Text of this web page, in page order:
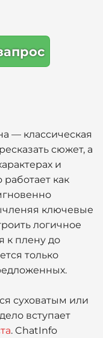
— классическая
сюжет, а
и
как
ключевые
логичное
к плену до
только
суховатым или
вступает
. ChatInfo